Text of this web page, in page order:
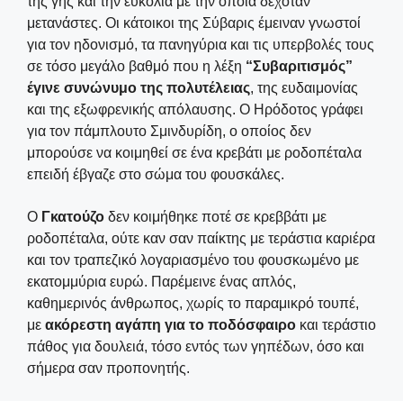
μετανάστες. Οι κάτοικοι της Σύβαρις έμειναν γνωστοί
για τον ηδονισμό, τα πανηγύρια και τις υπερβολές τους
σε τόσο μεγάλο βαθμό που η λέξη “Συβαριτισμός”
έγινε συνώνυμο της πολυτέλειας, της ευδαιμονίας
και της εξωφρενικής απόλαυσης. Ο Ηρόδοτος γράφει
για τον πάμπλουτο Σμινδυρίδη, ο οποίος δεν
μπορούσε να κοιμηθεί σε ένα κρεβάτι με ροδοπέταλα
επειδή έβγαζε στο σώμα του φουσκάλες.
Ο Γκατούζο δεν κοιμήθηκε ποτέ σε κρεββάτι με
ροδοπέταλα, ούτε καν σαν παίκτης με τεράστια καριέρα
και τον τραπεζικό λογαριασμένο του φουσκωμένο με
εκατομμύρια ευρώ. Παρέμεινε ένας απλός,
καθημερινός άνθρωπος, χωρίς το παραμικρό τουπέ,
με ακόρεστη αγάπη για το ποδόσφαιρο και τεράστιο
πάθος για δουλειά, τόσο εντός των γηπέδων, όσο και
σήμερα σαν προπονητής.